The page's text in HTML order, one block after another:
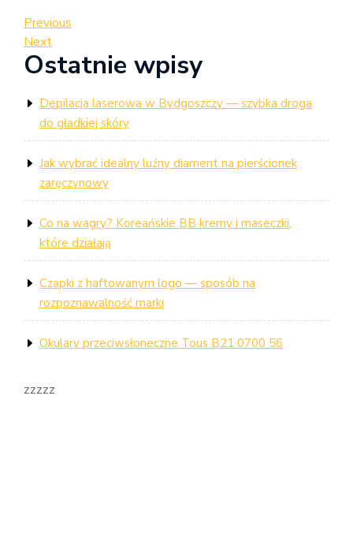
Nawigacja
wpisu
Previous
Post
Previous
Next
Post
Next
Ostatnie wpisy
Depilacja laserowa w Bydgoszczy — szybka droga
do gładkiej skóry
Jak wybrać idealny luźny diament na pierścionek
zaręczynowy
Co na wagry? Koreańskie BB kremy i maseczki,
które działają
Czapki z haftowanym logo — sposób na
rozpoznawalność marki
Okulary przeciwsłoneczne Tous B21 0700 56
zzzzz